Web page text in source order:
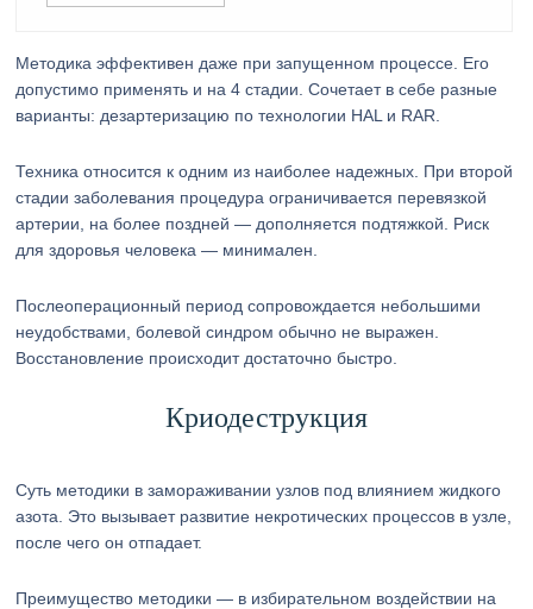
Методика эффективен даже при запущенном процессе. Его
допустимо применять и на 4 стадии. Сочетает в себе разные
варианты: дезартеризацию по технологии HAL и RAR.
Техника относится к одним из наиболее надежных. При второй
стадии заболевания процедура ограничивается перевязкой
артерии, на более поздней — дополняется подтяжкой. Риск
для здоровья человека — минимален.
Послеоперационный период сопровождается небольшими
неудобствами, болевой синдром обычно не выражен.
Восстановление происходит достаточно быстро.
Криодеструкция
Суть методики в замораживании узлов под влиянием жидкого
азота. Это вызывает развитие некротических процессов в узле,
после чего он отпадает.
Преимущество методики — в избирательном воздействии на